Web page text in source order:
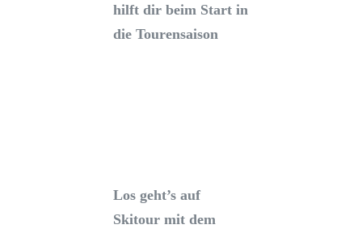
hilft dir beim Start in
die Tourensaison
Los geht’s auf
Skitour mit dem